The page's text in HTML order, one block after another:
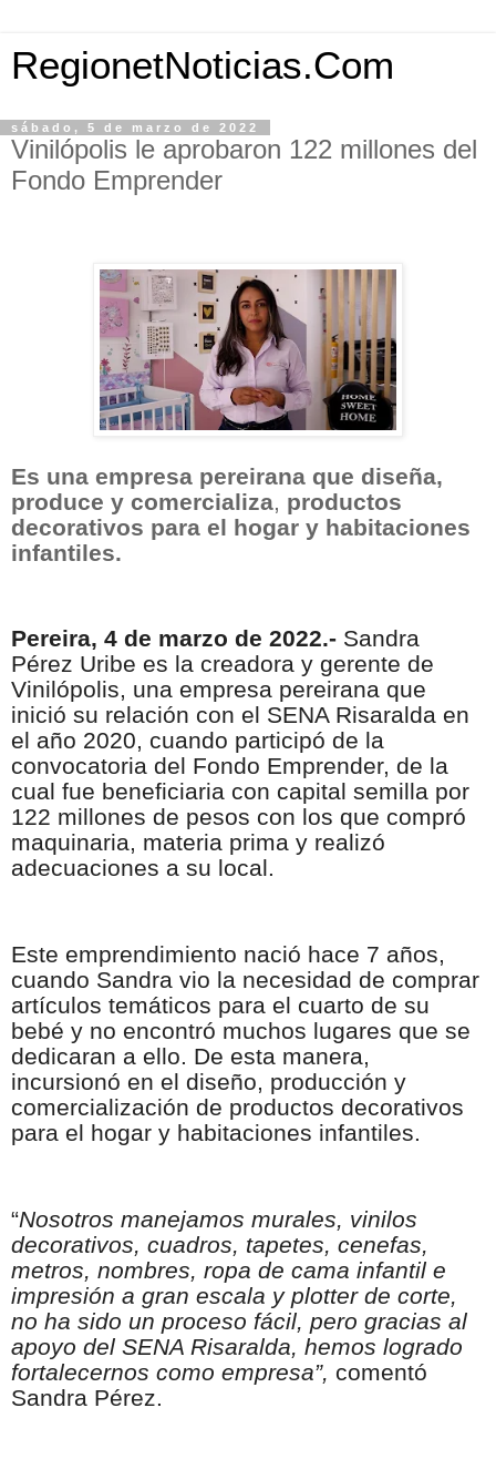
RegionetNoticias.Com
sábado, 5 de marzo de 2022
Vinilópolis le aprobaron 122 millones del
Fondo Emprender
Es una empresa pereirana que diseña,
produce y comercializa, productos
decorativos para el hogar y habitaciones
infantiles.
Pereira, 4 de marzo de 2022.- Sandra
Pérez Uribe es la creadora y gerente de
Vinilópolis, una empresa pereirana que
inició su relación con el SENA Risaralda en
el año 2020, cuando participó de la
convocatoria del Fondo Emprender, de la
cual fue beneficiaria con capital semilla por
122 millones de pesos con los que compró
maquinaria, materia prima y realizó
adecuaciones a su local.
Este emprendimiento nació hace 7 años,
cuando Sandra vio la necesidad de comprar
artículos temáticos para el cuarto de su
bebé y no encontró muchos lugares que se
dedicaran a ello. De esta manera,
incursionó en el diseño, producción y
comercialización de productos decorativos
para el hogar y habitaciones infantiles.
“Nosotros manejamos murales, vinilos
decorativos, cuadros, tapetes, cenefas,
metros, nombres, ropa de cama infantil e
impresión a gran escala y plotter de corte,
no ha sido un proceso fácil, pero gracias al
apoyo del SENA Risaralda, hemos logrado
fortalecernos como empresa”, comentó
Sandra Pérez.